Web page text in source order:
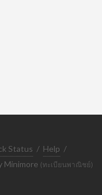
Status / Help /
Minimore (ทะเบียนพาณิชย์)